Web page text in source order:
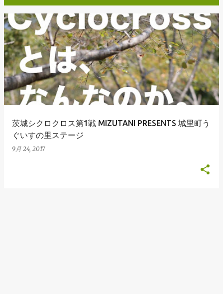
投
稿
茨城シクロクロス第1戦 MIZUTANI PRESENTS 城里町う
ぐいすの里ステージ
9月 24, 2017